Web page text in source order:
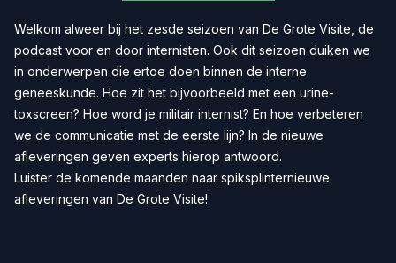
Welkom alweer bij het zesde seizoen van De Grote Visite, de
podcast voor en door internisten. Ook dit seizoen duiken we
in onderwerpen die ertoe doen binnen de interne
geneeskunde. Hoe zit het bijvoorbeeld met een urine-
toxscreen? Hoe word je militair internist? En hoe verbeteren
we de communicatie met de eerste lijn? In de nieuwe
afleveringen geven experts hierop antwoord.
Luister de komende maanden naar spiksplinternieuwe
afleveringen van De Grote Visite!